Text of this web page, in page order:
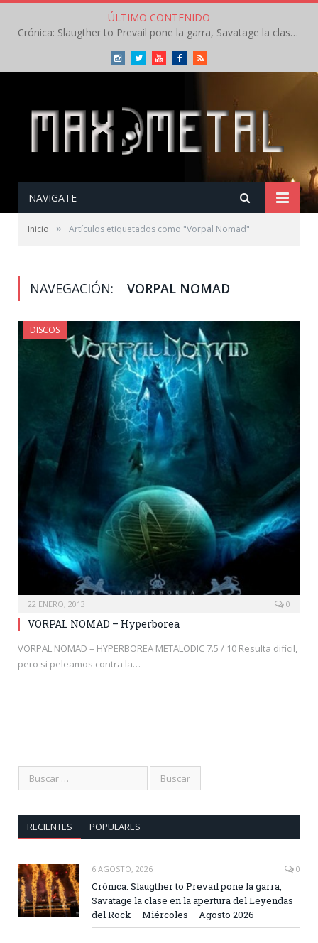
ÚLTIMO CONTENIDO
Crónica: Slaugther to Prevail pone la garra, Savatage la clase en la apertura del Leyendas del Rock – Miércoles – Agosto 2026
InstagramTwitterYoutubeFacebookRSS
NAVIGATE
Inicio » Artículos etiquetados como "Vorpal Nomad"
NAVEGACIÓN: VORPAL NOMAD
DISCOS
22 ENERO, 2013 0
VORPAL NOMAD – Hyperborea
VORPAL NOMAD – HYPERBOREA METALODIC 7.5 / 10 Resulta difícil,
pero si peleamos contra la…
RECIENTES POPULARES
6 AGOSTO, 2026 0
Crónica: Slaugther to Prevail pone la garra,
Savatage la clase en la apertura del Leyendas
del Rock – Miércoles – Agosto 2026